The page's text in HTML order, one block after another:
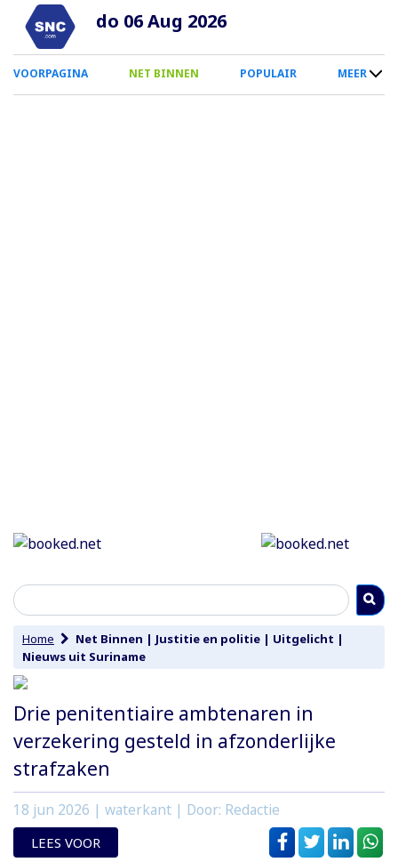
Overslaan
naar
inhoud
do 06 Aug 2026
0
Smartphone
VOORPAGINA NET BINNEN POPULAIR MEER
Home Net Binnen | Justitie en politie | Uitgelicht |
Nieuws uit Suriname
Drie penitentiaire ambtenaren in
verzekering gesteld in afzonderlijke
strafzaken
18 jun 2026 | waterkant | Door: Redactie
LEES VOOR